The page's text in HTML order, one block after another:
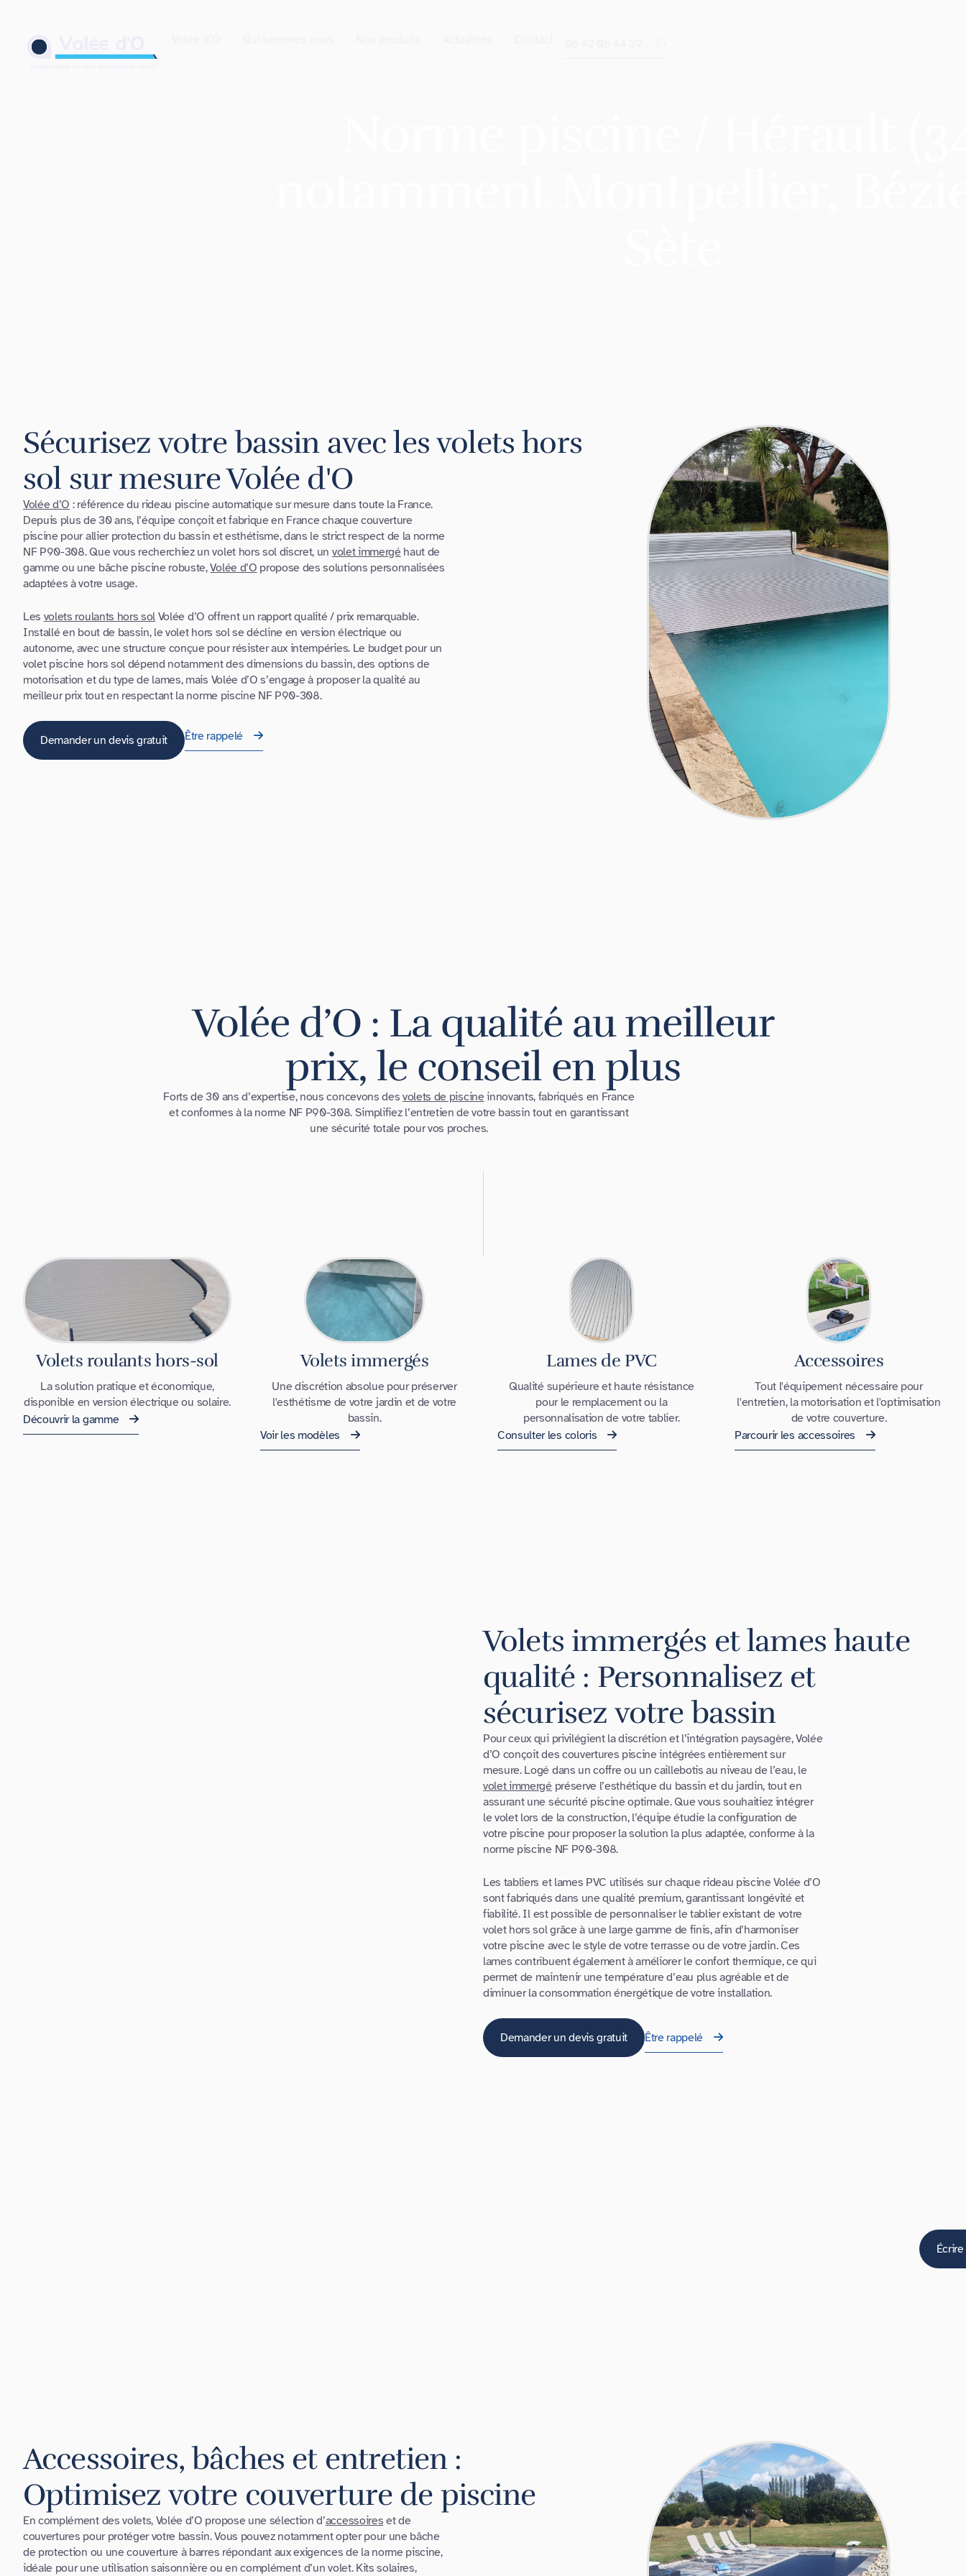
Sécurisez votre bassin avec les volets hors
sol sur mesure Volée d'O
Volée d’O : référence du rideau piscine automatique sur mesure dans toute la France.
Depuis plus de 30 ans, l’équipe conçoit et fabrique en France chaque couverture
piscine pour allier protection du bassin et esthétisme, dans le strict respect de la norme
NF P90-308. Que vous recherchiez un volet hors sol discret, un volet immergé haut de
gamme ou une bâche piscine robuste,Volée d’O propose des solutions personnalisées
adaptées à votre usage.
Les volets roulants hors sol Volée d’O offrent un rapport qualité / prix remarquable.
Installé en bout de bassin, le volet hors sol se décline en version électrique ou
autonome, avec une structure conçue pour résister aux intempéries. Le budget pour un
volet piscine hors sol dépend notamment des dimensions du bassin, des options de
motorisation et du type de lames, mais Volée d’O s’engage à proposer la qualité au
meilleur prix tout en respectant la norme piscine NF P90-308.
Demander un devis gratuit Être rappelé
Volée d’O : La qualité au meilleur
prix, le conseil en plus
Forts de 30 ans d’expertise, nous concevons des volets de piscine innovants, fabriqués en France
et conformes à la norme NF P90-308. Simplifiez l’entretien de votre bassin tout en garantissant
une sécurité totale pour vos proches.
Volets roulants hors-sol
La solution pratique et économique,
disponible en version électrique ou solaire.
Découvrir la gamme
Volets immergés
Une discrétion absolue pour préserver
l'esthétisme de votre jardin et de votre
bassin.
Voir les modèles
Lames de PVC
Qualité supérieure et haute résistance
pour le remplacement ou la
personnalisation de votre tablier.
Consulter les coloris
Accessoires
Tout l'équipement nécessaire pour
l'entretien, la motorisation et l'optimisation
de votre couverture.
Parcourir les accessoires
Volets immergés et lames haute
qualité : Personnalisez et
sécurisez votre bassin
Pour ceux qui privilégient la discrétion et l’intégration paysagère, Volée
d’O conçoit des couvertures piscine intégrées entièrement sur
mesure. Logé dans un coffre ou un caillebotis au niveau de l’eau, le
volet immergé préserve l’esthétique du bassin et du jardin, tout en
assurant une sécurité piscine optimale. Que vous souhaitiez intégrer
le volet lors de la construction, l’équipe étudie la configuration de
votre piscine pour proposer la solution la plus adaptée, conforme à la
norme piscine NF P90-308.
Les tabliers et lames PVC utilisés sur chaque rideau piscine Volée d’O
sont fabriqués dans une qualité premium, garantissant longévité et
fiabilité. Il est possible de personnaliser le tablier existant de votre
volet hors sol grâce à une large gamme de finis, afin d’harmoniser
votre piscine avec le style de votre terrasse ou de votre jardin. Ces
lames contribuent également à améliorer le confort thermique, ce qui
permet de maintenir une température d’eau plus agréable et de
diminuer la consommation énergétique de votre installation.
Demander un devis gratuit Être rappelé
Accessoires, bâches et entretien :
Optimisez votre couverture de piscine
En complément des volets, Volée d’O propose une sélection d’accessoires et de
couvertures pour protéger votre bassin. Vous pouvez notamment opter pour une bâche
de protection ou une couverture à barres répondant aux exigences de la norme piscine,
idéale pour une utilisation saisonnière ou en complément d’un volet. Kits solaires,